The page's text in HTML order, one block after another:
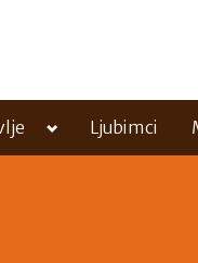
Toggle
menu
Ljubimci